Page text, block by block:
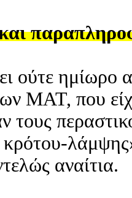
ούτε
ΜΑΤ, που
αναίτια.